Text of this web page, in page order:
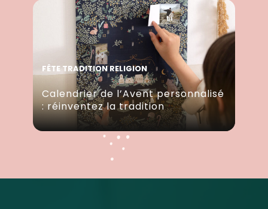
FÊTE TRADITION RELIGION
Calendrier de l’Avent personnalisé
: réinventez la tradition